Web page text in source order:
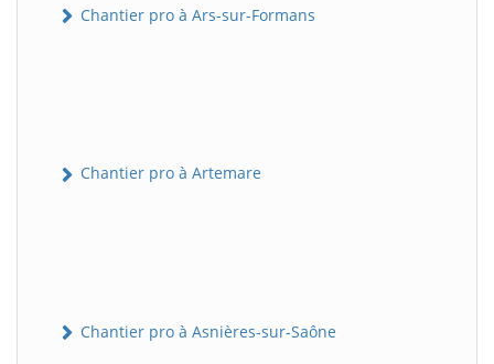
Chantier pro à Ars-sur-Formans
Chantier pro à Artemare
Chantier pro à Asnières-sur-Saône